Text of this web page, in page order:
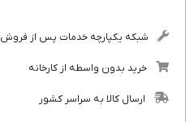
شبکه یکپارچه خدمات پس از فروش
خرید بدون واسطه از کارخانه
ارسال کالا به سراسر کشور